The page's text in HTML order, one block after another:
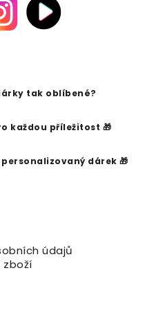
tak oblíbené?
každou příležitost 🎁
dárek 🎁
údajů
zboží